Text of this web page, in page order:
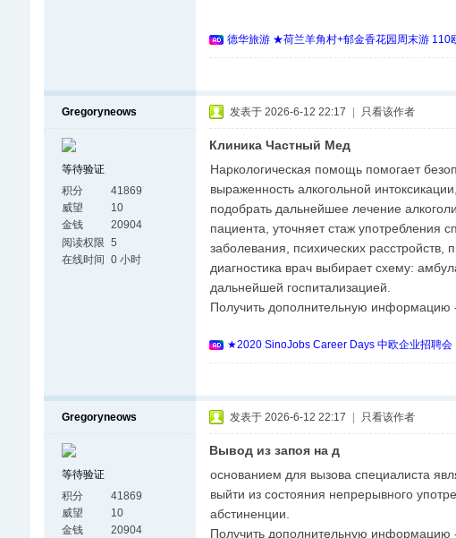
德华旅游 ★荷兰羊角村+郁金香花园周末游 110
Gregoryneows
等待验证
积分
41869
威望
10
金钱
20904
阅读权限 5
在线时间 0 小时
发表于 2026-6-12 22:17 只看该作者
Клиника Частный Мед
Наркологическая помощь помогает
выраженность алкогольной
подобрать дальнейшее лечение
пациента, уточняет стаж употребления
заболевания, психических расстройств,
диагностика врач выбирает схему:
дальнейшей госпитализацией.
Получить дополнительную информацию
★2020 SinoJobs Career Days 中欧企业招聘
Gregoryneows
等待验证
积分
41869
威望
10
金钱
20904
发表于 2026-6-12 22:17 只看该作者
Вывод из запоя на д
основанием для вызова специалиста
выйти из состояния непрерывного
абстиненции.
Получить дополнительную информацию